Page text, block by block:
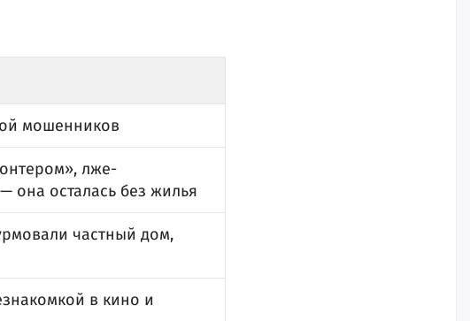
мошенников
лже-
она осталась без жилья
частный дом,
в кино и